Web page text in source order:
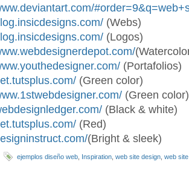
(Webs)
(Logos)
(Portafolios)
(Green color)
(Green color)
(Black & white)
(Red)
(Bright & sleek)
ejemplos diseño web Inspiration web site design web